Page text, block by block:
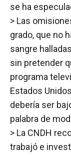
se ha
> Las
grado, que no
sangre
sin pretender
programa
Estados
debería ser
palabra de
> La CNDH
trabajó e